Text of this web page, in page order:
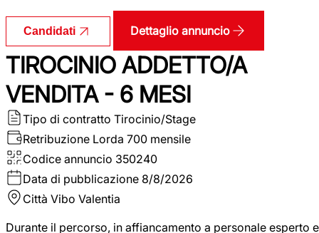
Candidati Dettaglio annuncio
TIROCINIO ADDETTO/A
VENDITA - 6 MESI
Tipo di contratto Tirocinio/Stage
Retribuzione Lorda 700 mensile
Codice annuncio 350240
Data di pubblicazione 8/8/2026
Città Vibo Valentia
Durante il percorso, in affiancamento a personale esperto e